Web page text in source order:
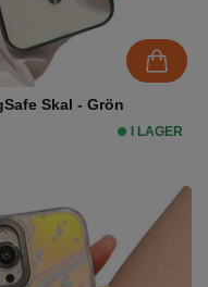
Skal - Grön
I LAGER